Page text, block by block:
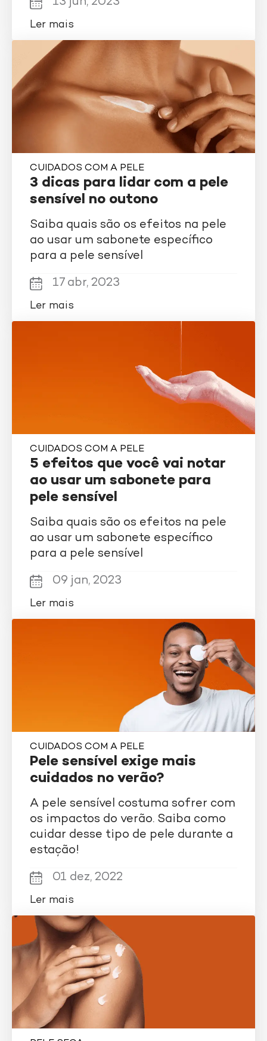
Ler mais
CUIDADOS COM A PELE
3 dicas para lidar com a pele
sensível no outono
Saiba quais são os efeitos na pele
ao usar um sabonete específico
para a pele sensível
17 abr, 2023
Ler mais
CUIDADOS COM A PELE
5 efeitos que você vai notar
ao usar um sabonete para
pele sensível
Saiba quais são os efeitos na pele
ao usar um sabonete específico
para a pele sensível
09 jan, 2023
Ler mais
CUIDADOS COM A PELE
Pele sensível exige mais
cuidados no verão?
A pele sensível costuma sofrer com
os impactos do verão. Saiba como
cuidar desse tipo de pele durante a
estação!
01 dez, 2022
Ler mais